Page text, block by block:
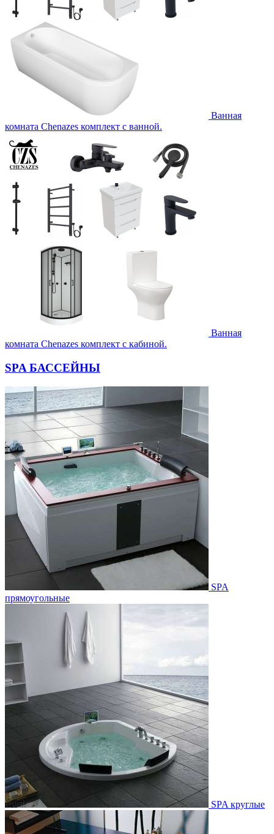
Ванная
комната Chenazes комплект с ванной.
Ванная
комната Chenazes комплект с кабиной.
SPA БАССЕЙНЫ
SPA
прямоугольные
SPA круглые